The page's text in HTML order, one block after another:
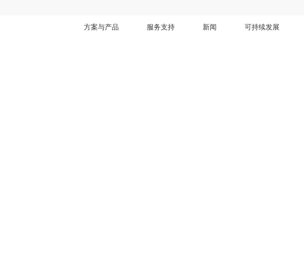
方案与产品 服务支持 新闻 可持续发展